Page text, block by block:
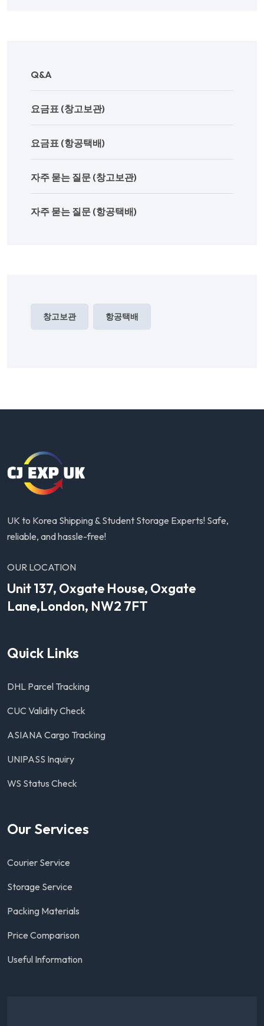
Q&A
요금표 (창고보관)
요금표 (항공택배)
자주 묻는 질문 (창고보관)
자주 묻는 질문 (항공택배)
창고보관 항공택배
UK to Korea Shipping & Student Storage Experts! Safe,
reliable, and hassle-free!
OUR LOCATION
Unit 137, Oxgate House, Oxgate
Lane,London, NW2 7FT
Quick Links
DHL Parcel Tracking
CUC Validity Check
ASIANA Cargo Tracking
UNIPASS Inquiry
WS Status Check
Our Services
Courier Service
Storage Service
Packing Materials
Price Comparison
Useful Information